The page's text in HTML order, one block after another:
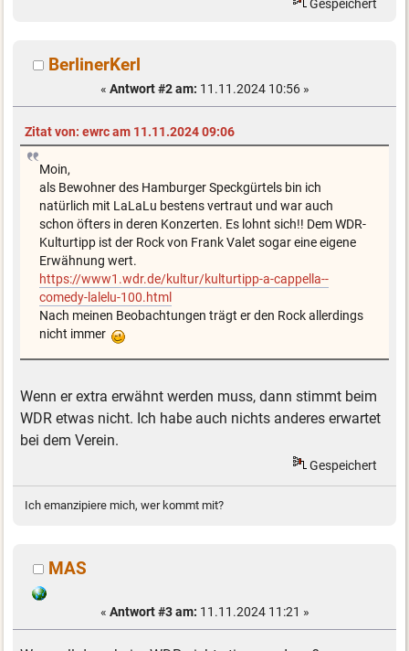
Gespeichert
BerlinerKerl
« Antwort #2 am: 11.11.2024 10:56 »
Zitat von: ewrc am 11.11.2024 09:06
Moin,
als Bewohner des Hamburger Speckgürtels bin ich
natürlich mit LaLaLu bestens vertraut und war auch
schon öfters in deren Konzerten. Es lohnt sich!! Dem WDR-
Kulturtipp ist der Rock von Frank Valet sogar eine eigene
Erwähnung wert.
https://www1.wdr.de/kultur/kulturtipp-a-cappella--
comedy-lalelu-100.html
Nach meinen Beobachtungen trägt er den Rock allerdings
nicht immer
Wenn er extra erwähnt werden muss, dann stimmt beim
WDR etwas nicht. Ich habe auch nichts anderes erwartet
bei dem Verein.
Gespeichert
Ich emanzipiere mich, wer kommt mit?
MAS
« Antwort #3 am: 11.11.2024 11:21 »